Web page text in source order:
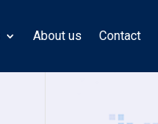
About us Contact